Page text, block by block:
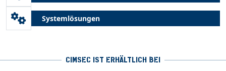
Systemlösungen
CIMSEC IST ERHÄLTLICH BEI